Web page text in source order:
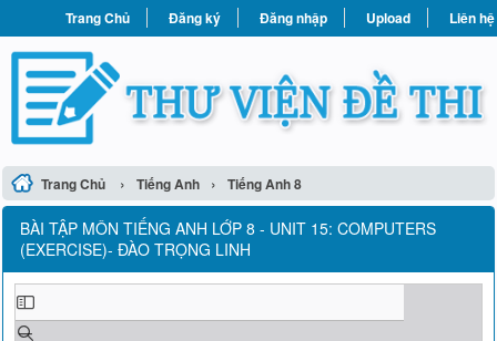
Trang Chủ Đăng ký Đăng nhập Upload Liên hệ
Trang Chủ › Tiếng Anh › Tiếng Anh 8
BÀI TẬP MÔN TIẾNG ANH LỚP 8 - UNIT 15: COMPUTERS
(EXERCISE)- ĐÀO TRỌNG LINH